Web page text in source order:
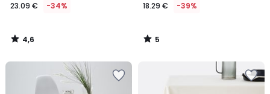
23.09 € -34%
4,6
/
18.29 € -39%
5
/